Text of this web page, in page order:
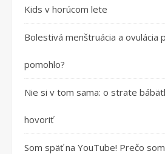
Kids v horúcom lete
Bolestivá menštruácia a ovulácia
pomohlo?
Nie si v tom sama: o strate
hovoriť
Som späť na YouTube! Prečo